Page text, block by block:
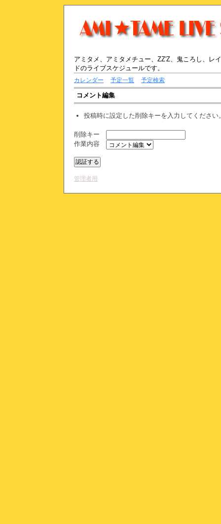
アミタメ、アミタメチュー、ZZ'Z、鬼ころし、レ
ドのライブスケジュールです。
カレンダー 予定一覧 予定検索
コメント編集
投稿時に設定した削除キーを入力してください
削除キー
作業内容
管理者用